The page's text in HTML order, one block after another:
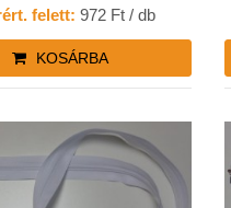
felett: 972 Ft / db
KOSÁRBA